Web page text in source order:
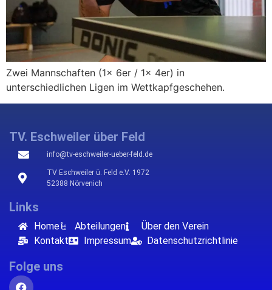
Zwei Mannschaften (1x 6er / 1x 4er) in
unterschiedlichen Ligen im Wettkapfgeschehen.
TV. Eschweiler über Feld
info@tv-eschweiler-ueber-feld.de
TV Eschweiler ü. Feld e.V. 1972
52388 Nörvenich
Links
Home Abteilungen
Über den Verein
Kontakt
Impressum Datenschutzrichtlinie
Folge uns